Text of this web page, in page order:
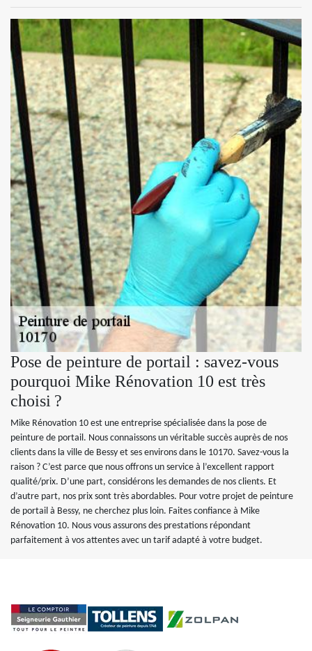
Pose de peinture de portail : savez-vous
pourquoi Mike Rénovation 10 est très
choisi ?
Mike Rénovation 10 est une entreprise spécialisée dans la pose de
peinture de portail. Nous connaissons un véritable succès auprès de nos
clients dans la ville de Bessy et ses environs dans le 10170. Savez-vous la
raison ? C’est parce que nous offrons un service à l’excellent rapport
qualité/prix. D’une part, considérons les demandes de nos clients. Et
d’autre part, nos prix sont très abordables. Pour votre projet de peinture
de portail à Bessy, ne cherchez plus loin. Faites confiance à Mike
Rénovation 10. Nous vous assurons des prestations répondant
parfaitement à vos attentes avec un tarif adapté à votre budget.